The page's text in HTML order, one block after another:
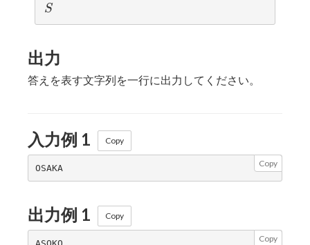
S
S
出力
答えを表す文字列を一行に出力してください。
入力例 1 Copy
Copy
出力例 1 Copy
Copy